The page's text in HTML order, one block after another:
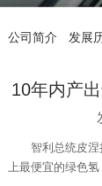
公司简介 发展
10年内产
智利总统皮
上最便宜的绿色